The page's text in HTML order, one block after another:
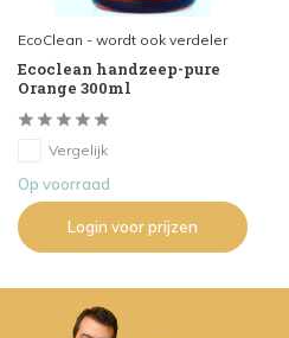
EcoClean - wordt ook verdeler
Ecoclean handzeep-pure
Orange 300ml
Vergelijk
Op voorraad
Login voor prijzen